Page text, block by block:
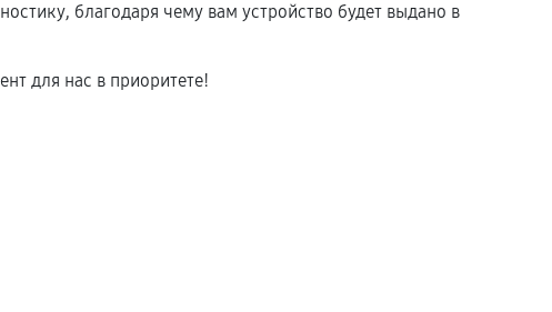
благодаря чему вам устройство будет выдано в
для нас в приоритете!